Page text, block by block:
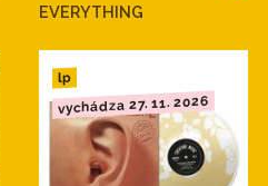
EVERYTHING
lp
vychádza 27. 11. 2026